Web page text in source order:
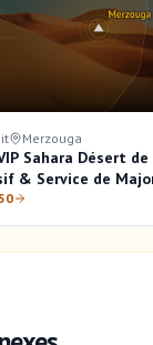
Merzouga
Sahara Désert
& Service de